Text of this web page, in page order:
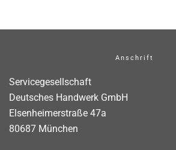
Anschrift
Servicegesellschaft
Deutsches Handwerk GmbH
Elsenheimerstraße 47a
80687 München